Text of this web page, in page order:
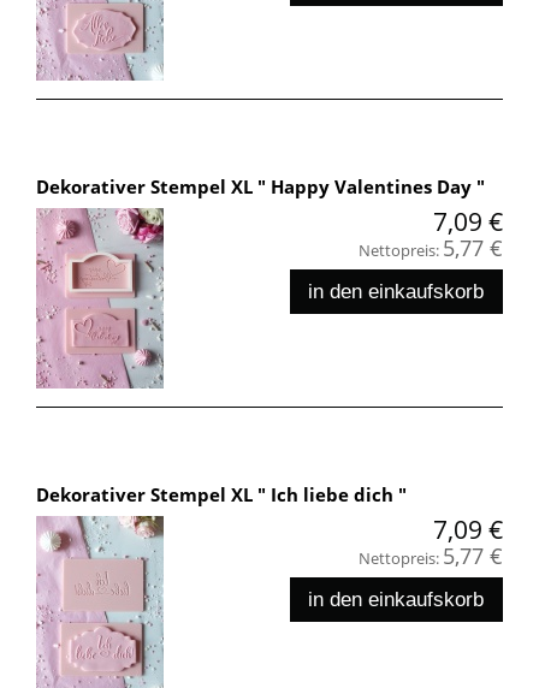
Dekorativer Stempel XL " Happy Valentines Day "
7,09 €
Nettopreis: 5,77 €
in den einkaufskorb
Dekorativer Stempel XL " Ich liebe dich "
7,09 €
Nettopreis: 5,77 €
in den einkaufskorb